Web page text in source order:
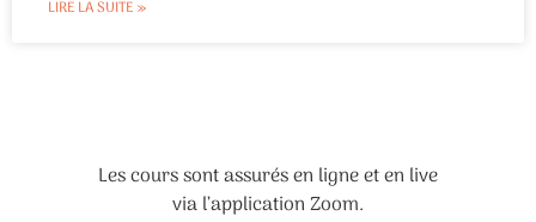
améliorer sa condition physique et brûler des
LIRE LA SUITE »
Les cours sont assurés en ligne et en live
via l’application Zoom.